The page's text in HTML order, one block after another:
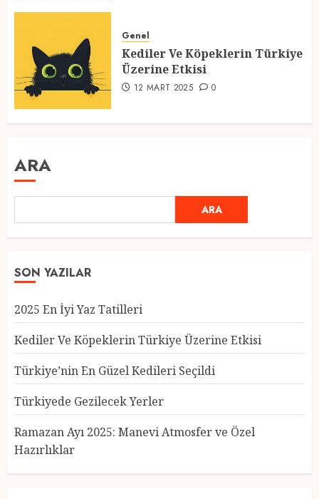
Genel
Kediler Ve Köpeklerin Türkiye
Üzerine Etkisi
12 MART 2025 0
ARA
ARA
SON YAZILAR
2025 En İyi Yaz Tatilleri
Kediler Ve Köpeklerin Türkiye Üzerine Etkisi
Türkiye’nin En Güzel Kedileri Seçildi
Türkiyede Gezilecek Yerler
Ramazan Ayı 2025: Manevi Atmosfer ve Özel
Hazırlıklar
Türkiye’nin En Güzel Kedileri
Seçildi
12 MART 2025